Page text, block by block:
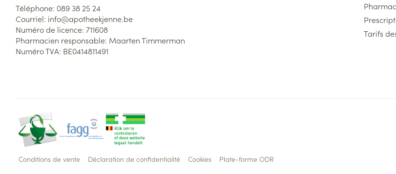
Téléphone: 089 38 25 24
Courriel: info@apotheekjenne.be
Numéro de licence: 711608
Pharmacien responsable: Maarten Timmerman
Numéro TVA: BE0414811491
Tarifs
Conditions de vente Déclaration de confidentialité Cookies Plate-forme ODR